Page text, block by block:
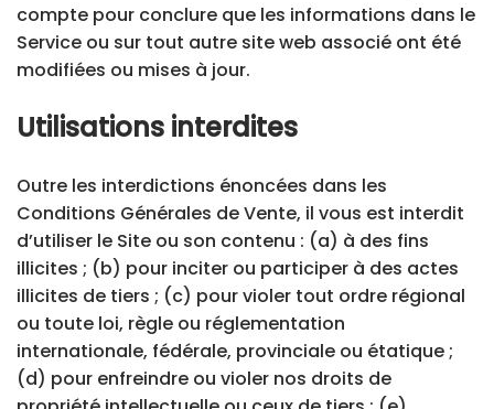
compte pour conclure que les informations dans le
Service ou sur tout autre site web associé ont été
modifiées ou mises à jour.
Utilisations interdites
Outre les interdictions énoncées dans les
Conditions Générales de Vente, il vous est interdit
d’utiliser le Site ou son contenu : (a) à des fins
illicites ; (b) pour inciter ou participer à des actes
illicites de tiers ; (c) pour violer tout ordre régional
ou toute loi, règle ou réglementation
internationale, fédérale, provinciale ou étatique ;
(d) pour enfreindre ou violer nos droits de